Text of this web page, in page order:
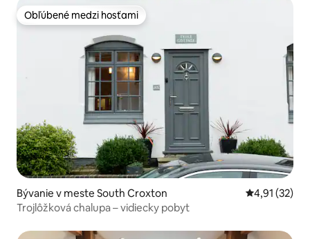
Obľúbené medzi hosťami
Obľúbené medzi hosťami
Bývanie v meste South Croxton Priemerné
4,91 (32)
Trojlôžková chalupa – vidiecky pobyt